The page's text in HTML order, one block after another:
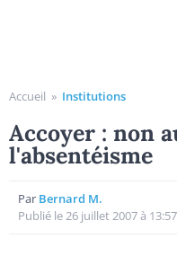
Accueil » Institutions
Accoyer : non
l'absentéisme
Par Bernard M.
Publié le 26 juillet 2007 à 13:57